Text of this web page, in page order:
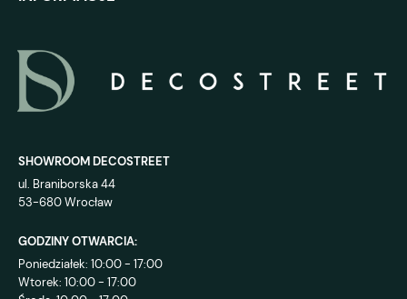
SHOWROOM DECOSTREET
ul. Braniborska 44
53-680 Wrocław
GODZINY OTWARCIA:
Poniedziałek: 10:00 - 17:00
Wtorek: 10:00 - 17:00